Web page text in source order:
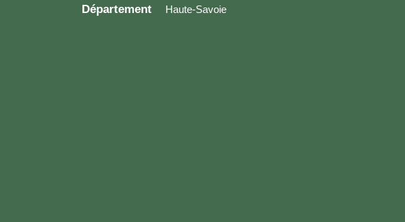
Département Haute-Savoie